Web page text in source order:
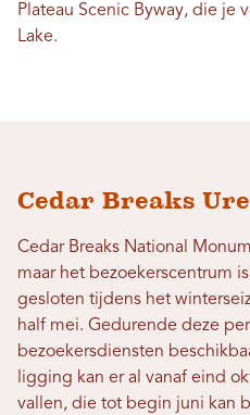
Plateau Scenic Byway, die je
Lake.
Cedar Breaks
Cedar Breaks National
maar het bezoekerscentrum
gesloten tijdens het
half mei. Gedurende deze
bezoekersdiensten
ligging kan er al vanaf eind
vallen, die tot begin juni kan